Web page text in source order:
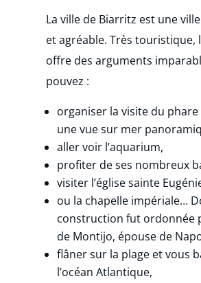
La ville de Biarritz est une
et agréable. Très touristique,
offre des arguments
pouvez :
organiser la visite du
une vue sur mer
aller voir l’aquarium,
profiter de ses nombreux
visiter l’église sainte
ou la chapelle impériale…
construction fut ordonnée
de Montijo, épouse de
flâner sur la plage et vous
l’océan Atlantique,